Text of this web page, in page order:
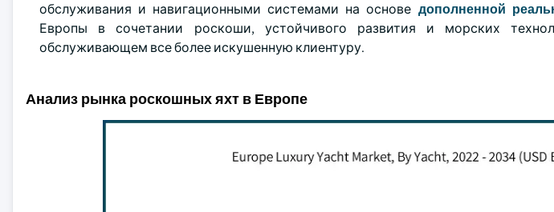
обслуживания и навигационными системами на основе дополненной
Европы в сочетании роскоши, устойчивого развития и морских
обслуживающем все более искушенную клиентуру.
Анализ рынка роскошных яхт в Европе